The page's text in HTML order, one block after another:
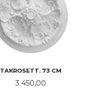
TAKROSETT. 73 CM
Pris
3 450,00